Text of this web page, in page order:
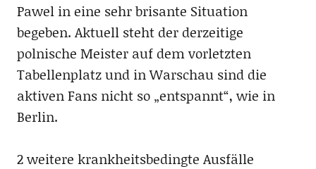
Pawel in eine sehr brisante Situation
begeben. Aktuell steht der derzeitige
polnische Meister auf dem vorletzten
Tabellenplatz und in Warschau sind die
aktiven Fans nicht so „entspannt“, wie in
Berlin.
2 weitere krankheitsbedingte Ausfälle